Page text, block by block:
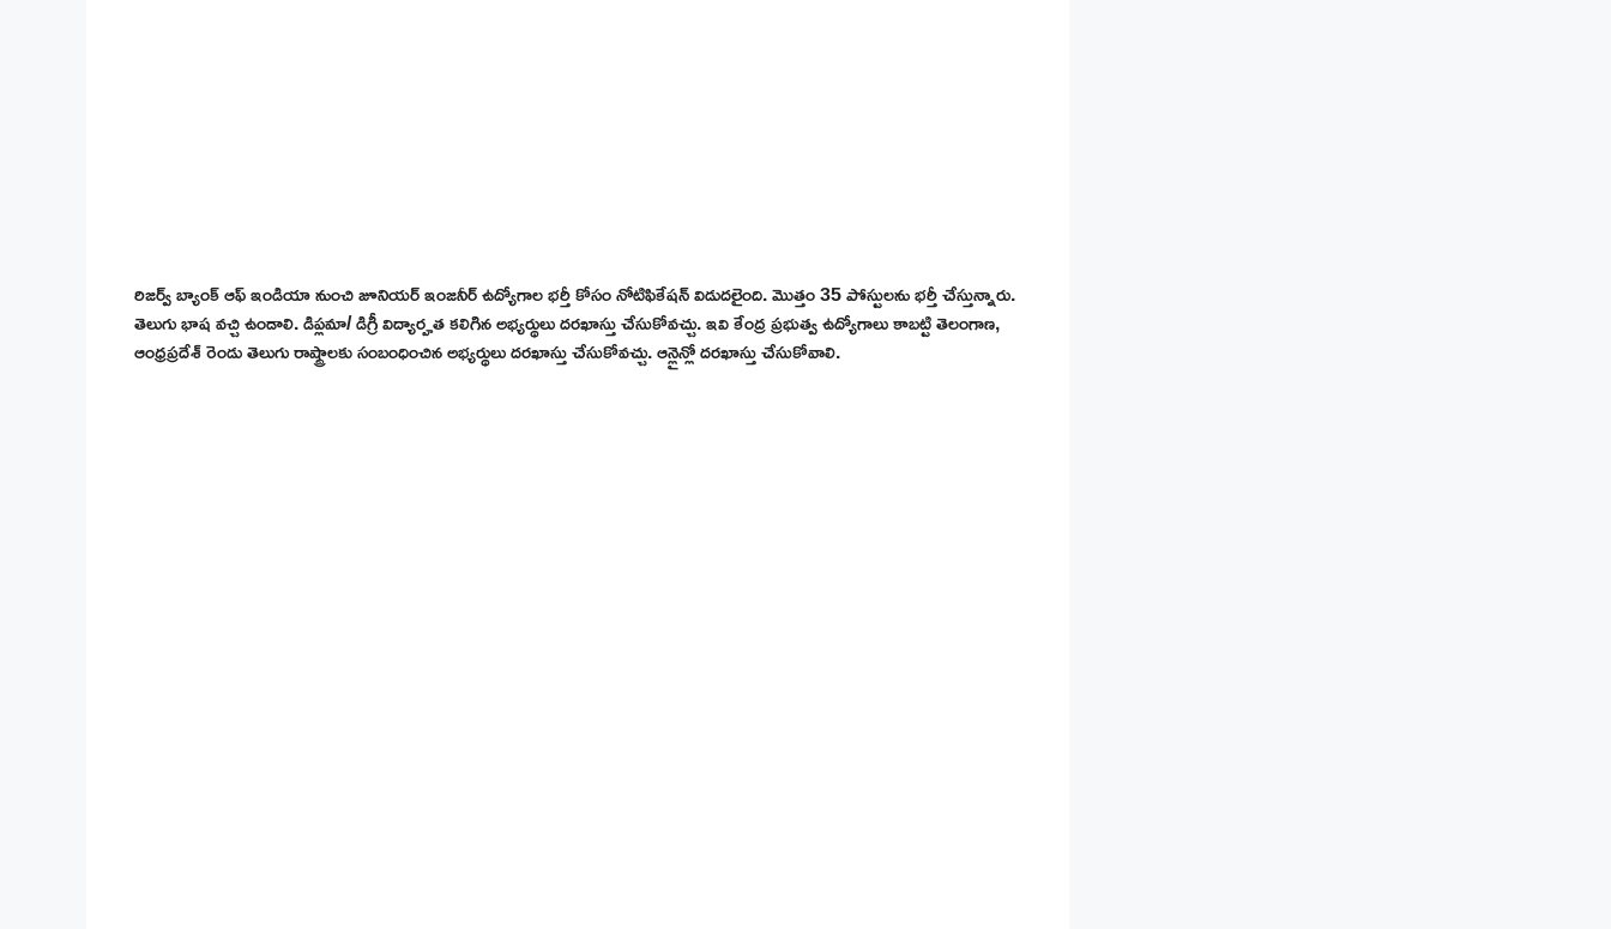
రిజర్వ్ బ్యాంక్ ఆఫ్ ఇండియా నుంచి జూనియర్ ఇంజనీర్ ఉద్యోగాల భర్తీ కోసం నోటిఫికేషన్ విడుదలైంది. మొత్తం 35 పోస్టులను భర్తీ చేస్తున్నారు.
తెలుగు భాష వచ్చి ఉండాలి. డిప్లమా/ డిగ్రీ విద్యార్హత కలిగిన అభ్యర్థులు దరఖాస్తు చేసుకోవచ్చు. ఇవి కేంద్ర ప్రభుత్వ ఉద్యోగాలు కాబట్టి తెలంగాణ,
ఆంధ్రప్రదేశ్ రెండు తెలుగు రాష్ట్రాలకు సంబంధించిన అభ్యర్థులు దరఖాస్తు చేసుకోవచ్చు. ఆన్లైన్లో దరఖాస్తు చేసుకోవాలి.